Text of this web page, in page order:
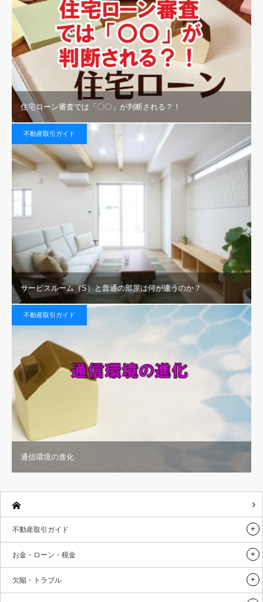
住宅ローン審査では「〇〇」が判断される？！
不動産取引ガイド
サービスルーム（S）と普通の部屋は何が違うのか？
不動産取引ガイド
通信環境の進化
不動産取引ガイド
お金・ローン・税金
欠陥・トラブル